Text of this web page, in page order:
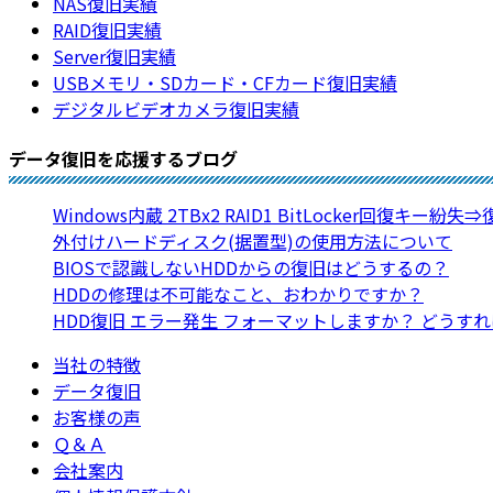
RAID復旧実績
Server復旧実績
USBメモリ・SDカード・CFカード復旧実績
デジタルビデオカメラ復旧実績
データ復旧を応援するブログ
Windows内蔵 2TBx2 RAID1 BitLocker回復キー紛失⇒
外付けハードディスク(据置型)の使用方法について
BIOSで認識しないHDDからの復旧はどうするの？
HDDの修理は不可能なこと、おわかりですか？
HDD復旧 エラー発生 フォーマットしますか？ どうす
当社の特徴
データ復旧
お客様の声
Ｑ＆Ａ
会社案内